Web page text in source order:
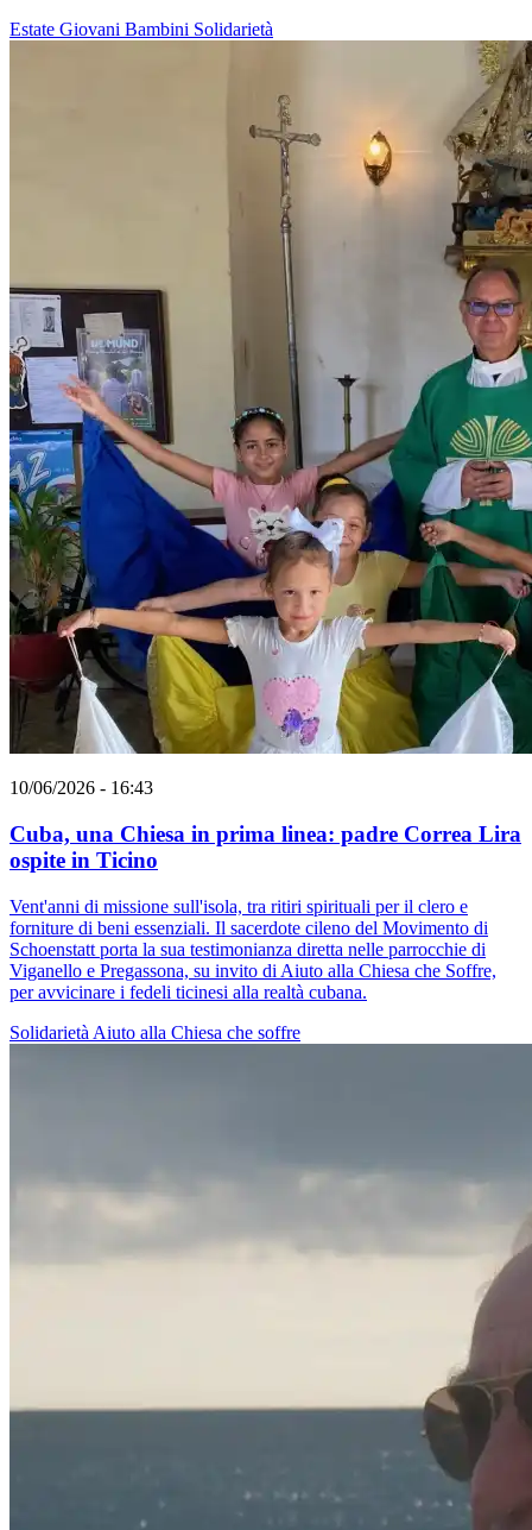
Estate Giovani Bambini Solidarietà
10/06/2026 - 16:43
Cuba, una Chiesa in prima linea: padre Correa Lira
ospite in Ticino
Vent'anni di missione sull'isola, tra ritiri spirituali per il clero e
forniture di beni essenziali. Il sacerdote cileno del Movimento di
Schoenstatt porta la sua testimonianza diretta nelle parrocchie di
Viganello e Pregassona, su invito di Aiuto alla Chiesa che Soffre,
per avvicinare i fedeli ticinesi alla realtà cubana.
Solidarietà Aiuto alla Chiesa che soffre